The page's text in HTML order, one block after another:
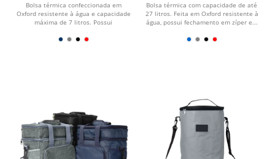
Bolsa térmica confeccionada em
Oxford resistente à água e capacidade
máxima de 7 litros. Possui
Bolsa térmica com capacidade de até
27 litros. Feita em Oxford resistente à
água, possui fechamento em zíper e...